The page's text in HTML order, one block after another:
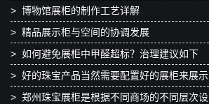
> 博物馆展柜的制作工艺详解
> 精品展示柜与空间的协调发展
> 如何避免展柜中甲醛超标？治理建议如下
> 好的珠宝产品当然需要配置好的展柜来展示
> 郑州珠宝展柜是根据不同商场的不同层次设